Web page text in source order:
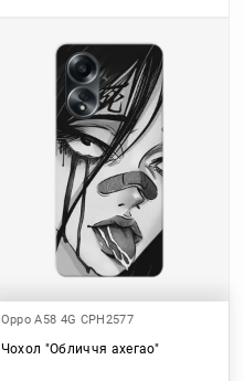
Oppo A58 4G CPH2577
Чохол "Обличчя ахегао"